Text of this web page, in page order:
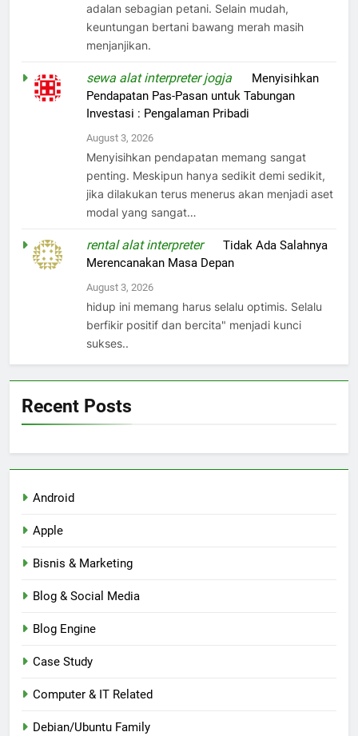
adalan sebagian petani. Selain mudah,
keuntungan bertani bawang merah masih
menjanjikan.
sewa alat interpreter jogja
Menyisihkan
Pendapatan Pas-Pasan untuk Tabungan
Investasi : Pengalaman Pribadi
August 3, 2026
Menyisihkan pendapatan memang sangat
penting. Meskipun hanya sedikit demi sedikit,
jika dilakukan terus menerus akan menjadi aset
modal yang sangat…
rental alat interpreteronTidak Ada Salahnya
Merencanakan Masa Depan
August 3, 2026
hidup ini memang harus selalu optimis. Selalu
berfikir positif dan bercita" menjadi kunci
sukses..
Recent Posts
Android
Apple
Bisnis & Marketing
Blog & Social Media
Blog Engine
Case Study
Computer & IT Related
Debian/Ubuntu Family